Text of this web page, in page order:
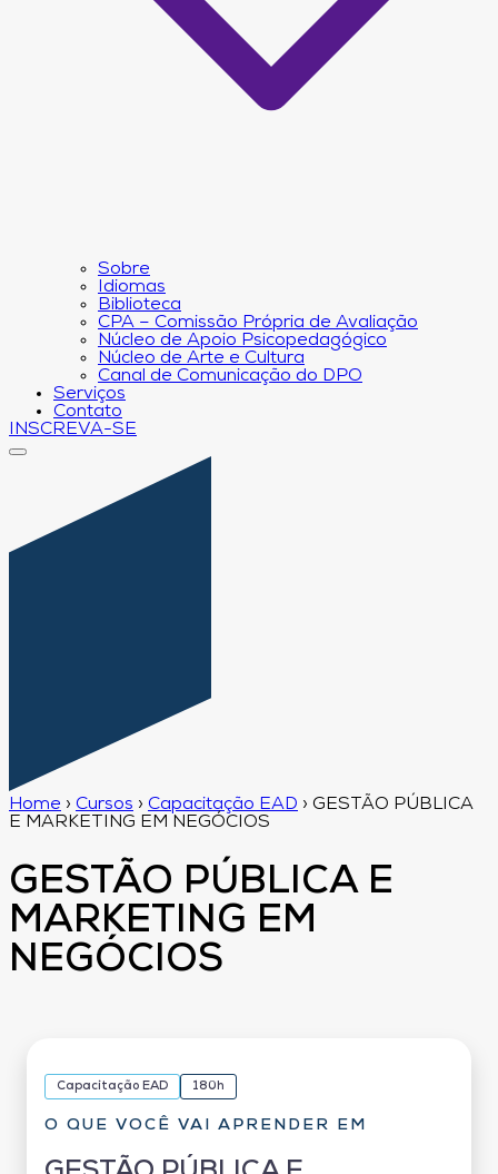
Sobre
Idiomas
Biblioteca
CPA – Comissão Própria de Avaliação
Núcleo de Apoio Psicopedagógico
Núcleo de Arte e Cultura
Canal de Comunicação do DPO
Serviços
Contato
INSCREVA-SE
Home › Cursos › Capacitação EAD › GESTÃO PÚBLICA
E MARKETING EM NEGÓCIOS
GESTÃO PÚBLICA E
MARKETING EM
NEGÓCIOS
Capacitação EAD 180h
O QUE VOCÊ VAI APRENDER EM